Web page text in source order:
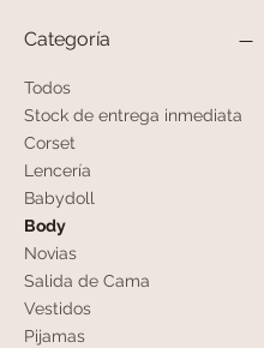
Categoría
Todos
Stock de entrega inmediata
Corset
Lencería
Babydoll
Body
Novias
Salida de Cama
Vestidos
Pijamas